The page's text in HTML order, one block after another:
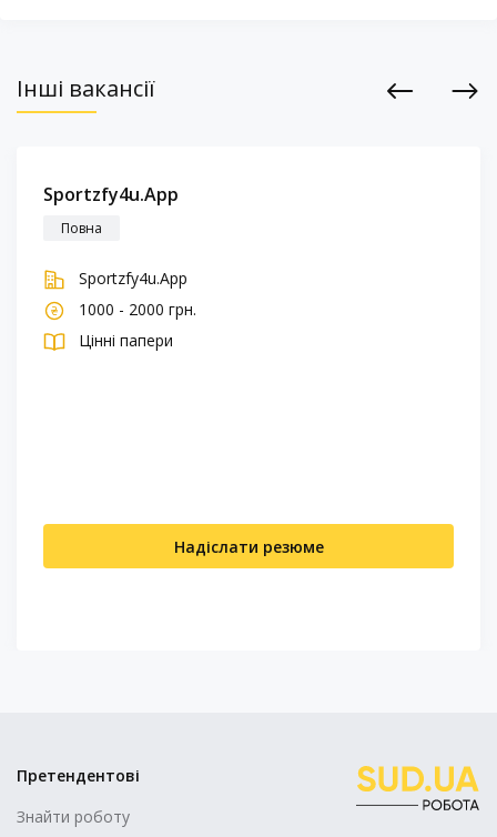
Інші вакансії
Sportzfy4u.App
Повна
Sportzfy4u.App
1000 - 2000 грн.
Цінні папери
Надіслати резюме
Претендентові
Знайти роботу